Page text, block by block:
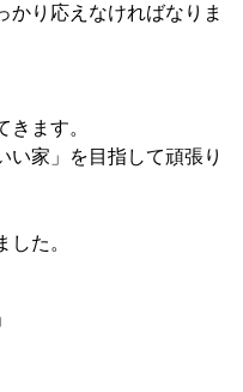
かり応えなければなりま
ます。
い家」を目指して頑張り
た。